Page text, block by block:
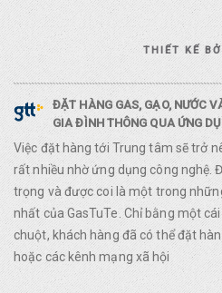
THIẾT KẾ
ĐẶT HÀNG GAS, GẠO, NƯỚC
GIA ĐÌNH THÔNG QUA ỨNG
Việc đặt hàng tới Trung tâm sẽ trở
rất nhiều nhờ ứng dụng công nghệ.
trọng và được coi là một trong
nhất của GasTuTe. Chỉ bằng một
chuột, khách hàng đã có thể đặt
hoặc các kênh mạng xã hội